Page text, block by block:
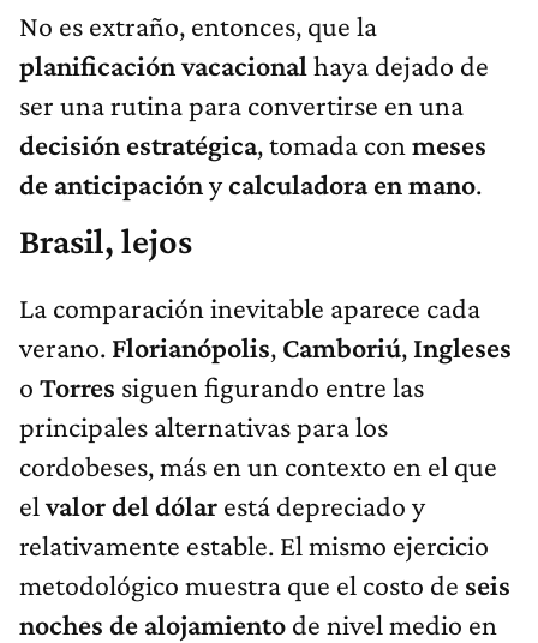
No es extraño, entonces, que la
planificación vacacional haya dejado de
ser una rutina para convertirse en una
decisión estratégica, tomada con meses
de anticipaciónycalculadora en mano.
Brasil, lejos
La comparación inevitable aparece cada
verano. Florianópolis, Camboriú, Ingleses
o Torres siguen figurando entre las
principales alternativas para los
cordobeses, más en un contexto en el que
elvalor del dólar está depreciado y
relativamente estable. El mismo ejercicio
metodológico muestra que el costo de seis
noches de alojamiento de nivel medio en